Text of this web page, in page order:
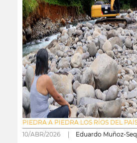
PIEDRA A PIEDRA LOS RÍOS DEL
10/ABR/2026 | Eduardo Muñoz-